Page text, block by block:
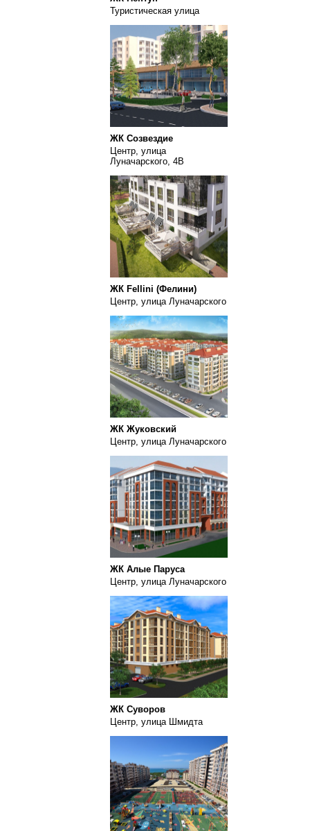
Туристическая улица
ЖК Созвездие
Центр, улица
Луначарского, 4В
ЖК Fellini (Фелини)
Центр, улица Луначарского
ЖК Жуковский
Центр, улица Луначарского
ЖК Алые Паруса
Центр, улица Луначарского
ЖК Суворов
Центр, улица Шмидта